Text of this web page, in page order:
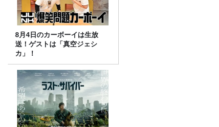
8月4日のカーボーイは生放
送！ゲストは「真空ジェシ
カ」！